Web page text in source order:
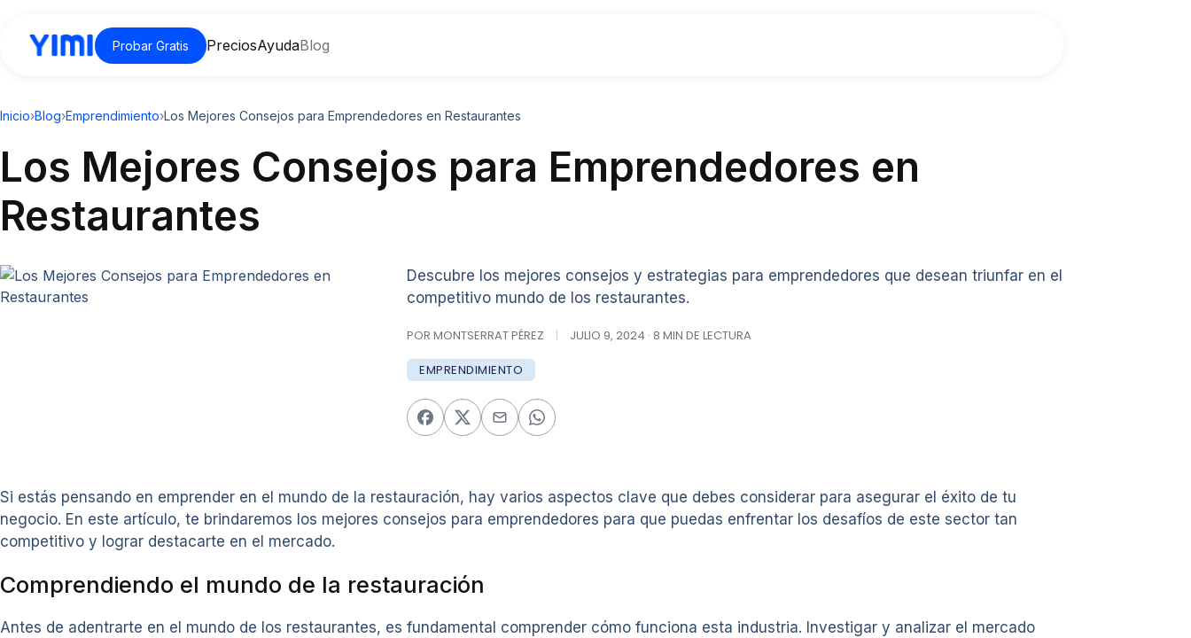
Probar Gratis PreciosAyudaBlog
Inicio›Blog›Emprendimiento›Los Mejores Consejos para Emprendedores en Restaurantes
Los Mejores Consejos para Emprendedores en
Restaurantes
Descubre los mejores consejos y estrategias para emprendedores que desean triunfar en el
competitivo mundo de los restaurantes.
POR MONTSERRAT PÉREZ | JULIO 9, 2024 · 8 MIN DE LECTURA
EMPRENDIMIENTO
Si estás pensando en emprender en el mundo de la restauración, hay varios aspectos clave que debes considerar para asegurar el éxito de tu
negocio. En este artículo, te brindaremos los mejores consejos para emprendedores para que puedas enfrentar los desafíos de este sector tan
competitivo y lograr destacarte en el mercado.
Comprendiendo el mundo de la restauración
Antes de adentrarte en el mundo de los restaurantes, es fundamental comprender cómo funciona esta industria. Investigar y analizar el mercado